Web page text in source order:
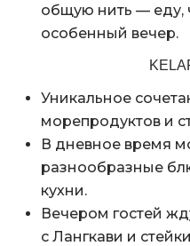
общую нить — еду,
особенный вечер.
Уникальное
морепродуктов и
В дневное время
разнообразные
кухни.
Вечером гостей
с Лангкави и